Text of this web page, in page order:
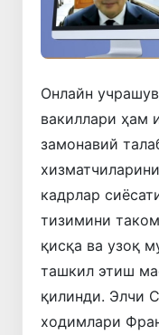
Онлайн
вакиллари ҳам
замонавий
кадрлар
тизимини
қисқа ва узоқ
ташкил этиш
қилинди. Элчи
ходимлари